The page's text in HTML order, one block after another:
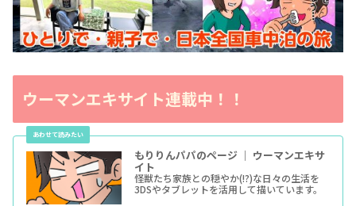
ウーマンエキサイト連載中！！
もりりんパパのページ ｜ ウーマンエキサ
イト
怪獣たち家族との穏やか(!?)な日々の生活を
3DSやタブレットを活用して描いています。